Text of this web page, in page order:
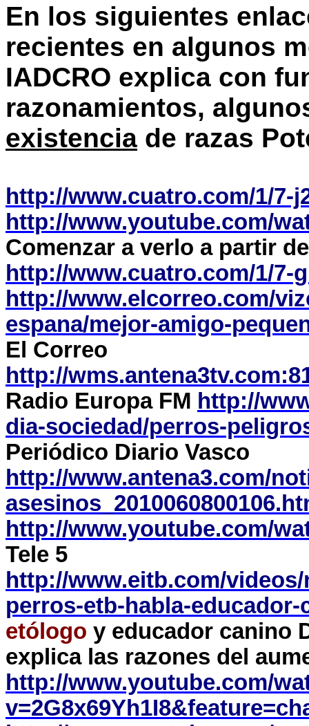
En los siguientes
recientes en algunos
IADCRO explica con
razonamientos,
existencia de razas
http://www.cuatro.com/1/7-
http://www.youtube.com/
Comenzar a verlo a partir
http://www.cuatro.com/1/7-
http://www.elcorreo.com/
espana/mejor-amigo-
El Correo
http://
Radio Europa FM http://
dia-sociedad/perros-
Periódico Diario Vasco
http://www.antena3.com/
http://www.youtube.com/
Tele 5
http://www.eitb.com/
perros-etb-habla-educador-
etólogo y educador canino
explica las razones del
http://www.youtube.com/